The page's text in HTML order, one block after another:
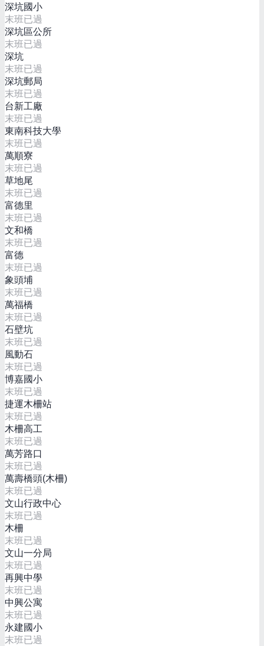
深坑國小
末班已過
深坑區公所
末班已過
深坑
末班已過
深坑郵局
末班已過
台新工廠
末班已過
東南科技大學
末班已過
萬順寮
末班已過
草地尾
末班已過
富德里
末班已過
文和橋
末班已過
富德
末班已過
象頭埔
末班已過
萬福橋
末班已過
石壁坑
末班已過
風動石
末班已過
博嘉國小
末班已過
捷運木柵站
末班已過
木柵高工
末班已過
萬芳路口
末班已過
萬壽橋頭(木柵)
末班已過
文山行政中心
末班已過
木柵
末班已過
文山一分局
末班已過
再興中學
末班已過
中興公寓
末班已過
永建國小
末班已過